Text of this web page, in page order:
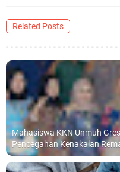
Related Posts
Mahasiswa KKN Unmuh
Pencegahan Kenakalan